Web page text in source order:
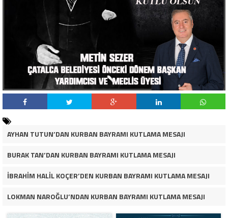
AYHAN TUTUN’DAN KURBAN BAYRAMI KUTLAMA MESAJI
BURAK TAN’DAN KURBAN BAYRAMI KUTLAMA MESAJI
İBRAHİM HALİL KOÇER’DEN KURBAN BAYRAMI KUTLAMA MESAJI
LOKMAN NAROĞLU’NDAN KURBAN BAYRAMI KUTLAMA MESAJI